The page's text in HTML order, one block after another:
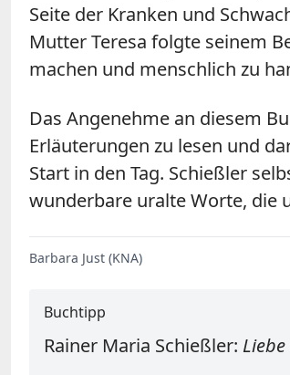
Seite der Kranken und
Mutter Teresa folgte seinem
machen und menschlich zu
Das Angenehme an diesem
Erläuterungen zu lesen und
Start in den Tag. Schießler
wunderbare uralte Worte, die
Barbara Just (KNA)
Buchtipp
Rainer Maria Schießler: